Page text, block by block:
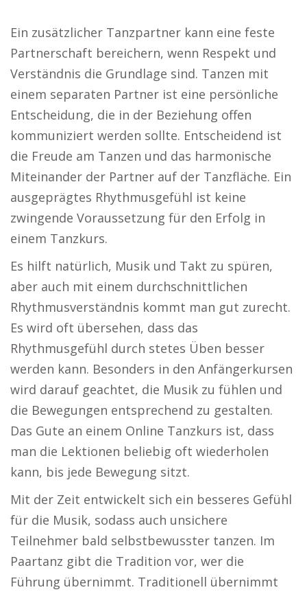
Ein zusätzlicher Tanzpartner kann eine feste
Partnerschaft bereichern, wenn Respekt und
Verständnis die Grundlage sind. Tanzen mit
einem separaten Partner ist eine persönliche
Entscheidung, die in der Beziehung offen
kommuniziert werden sollte. Entscheidend ist
die Freude am Tanzen und das harmonische
Miteinander der Partner auf der Tanzfläche. Ein
ausgeprägtes Rhythmusgefühl ist keine
zwingende Voraussetzung für den Erfolg in
einem Tanzkurs.
Es hilft natürlich, Musik und Takt zu spüren,
aber auch mit einem durchschnittlichen
Rhythmusverständnis kommt man gut zurecht.
Es wird oft übersehen, dass das
Rhythmusgefühl durch stetes Üben besser
werden kann. Besonders in den Anfängerkursen
wird darauf geachtet, die Musik zu fühlen und
die Bewegungen entsprechend zu gestalten.
Das Gute an einem Online Tanzkurs ist, dass
man die Lektionen beliebig oft wiederholen
kann, bis jede Bewegung sitzt.
Mit der Zeit entwickelt sich ein besseres Gefühl
für die Musik, sodass auch unsichere
Teilnehmer bald selbstbewusster tanzen. Im
Paartanz gibt die Tradition vor, wer die
Führung übernimmt. Traditionell übernimmt